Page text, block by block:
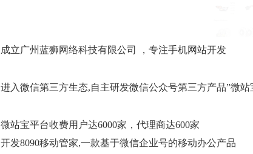
成立广州蓝狮网络科技有限公司 ，专注手机网站开发
进入微信第三方生态,自主研发微信公众号第三方产品”微
微站宝平台收费用户达6000家，代理商达600家
开发8090移动管家,一款基于微信企业号的移动办公产品